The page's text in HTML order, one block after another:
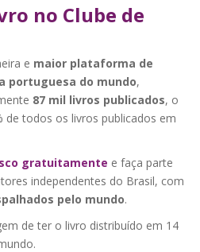
no Clube de
e maior plataforma de
portuguesa do mundo,
87 mil livros publicados, o
de todos os livros publicados em
gratuitamente e faça parte
independentes do Brasil, com
pelo mundo.
de ter o livro distribuído em 14